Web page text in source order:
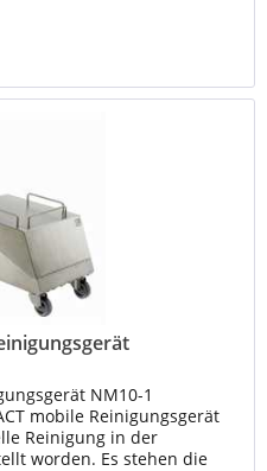
NM10-1
mobile Reinigungsgerät
Reinigung in der
worden. Es stehen die